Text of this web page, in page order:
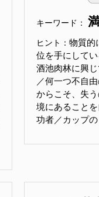
キーワード：
ヒント： 物質的
位を手にして
酒池肉林に興
／何一つ不自
からこそ、失
境にあること
功者／カップの